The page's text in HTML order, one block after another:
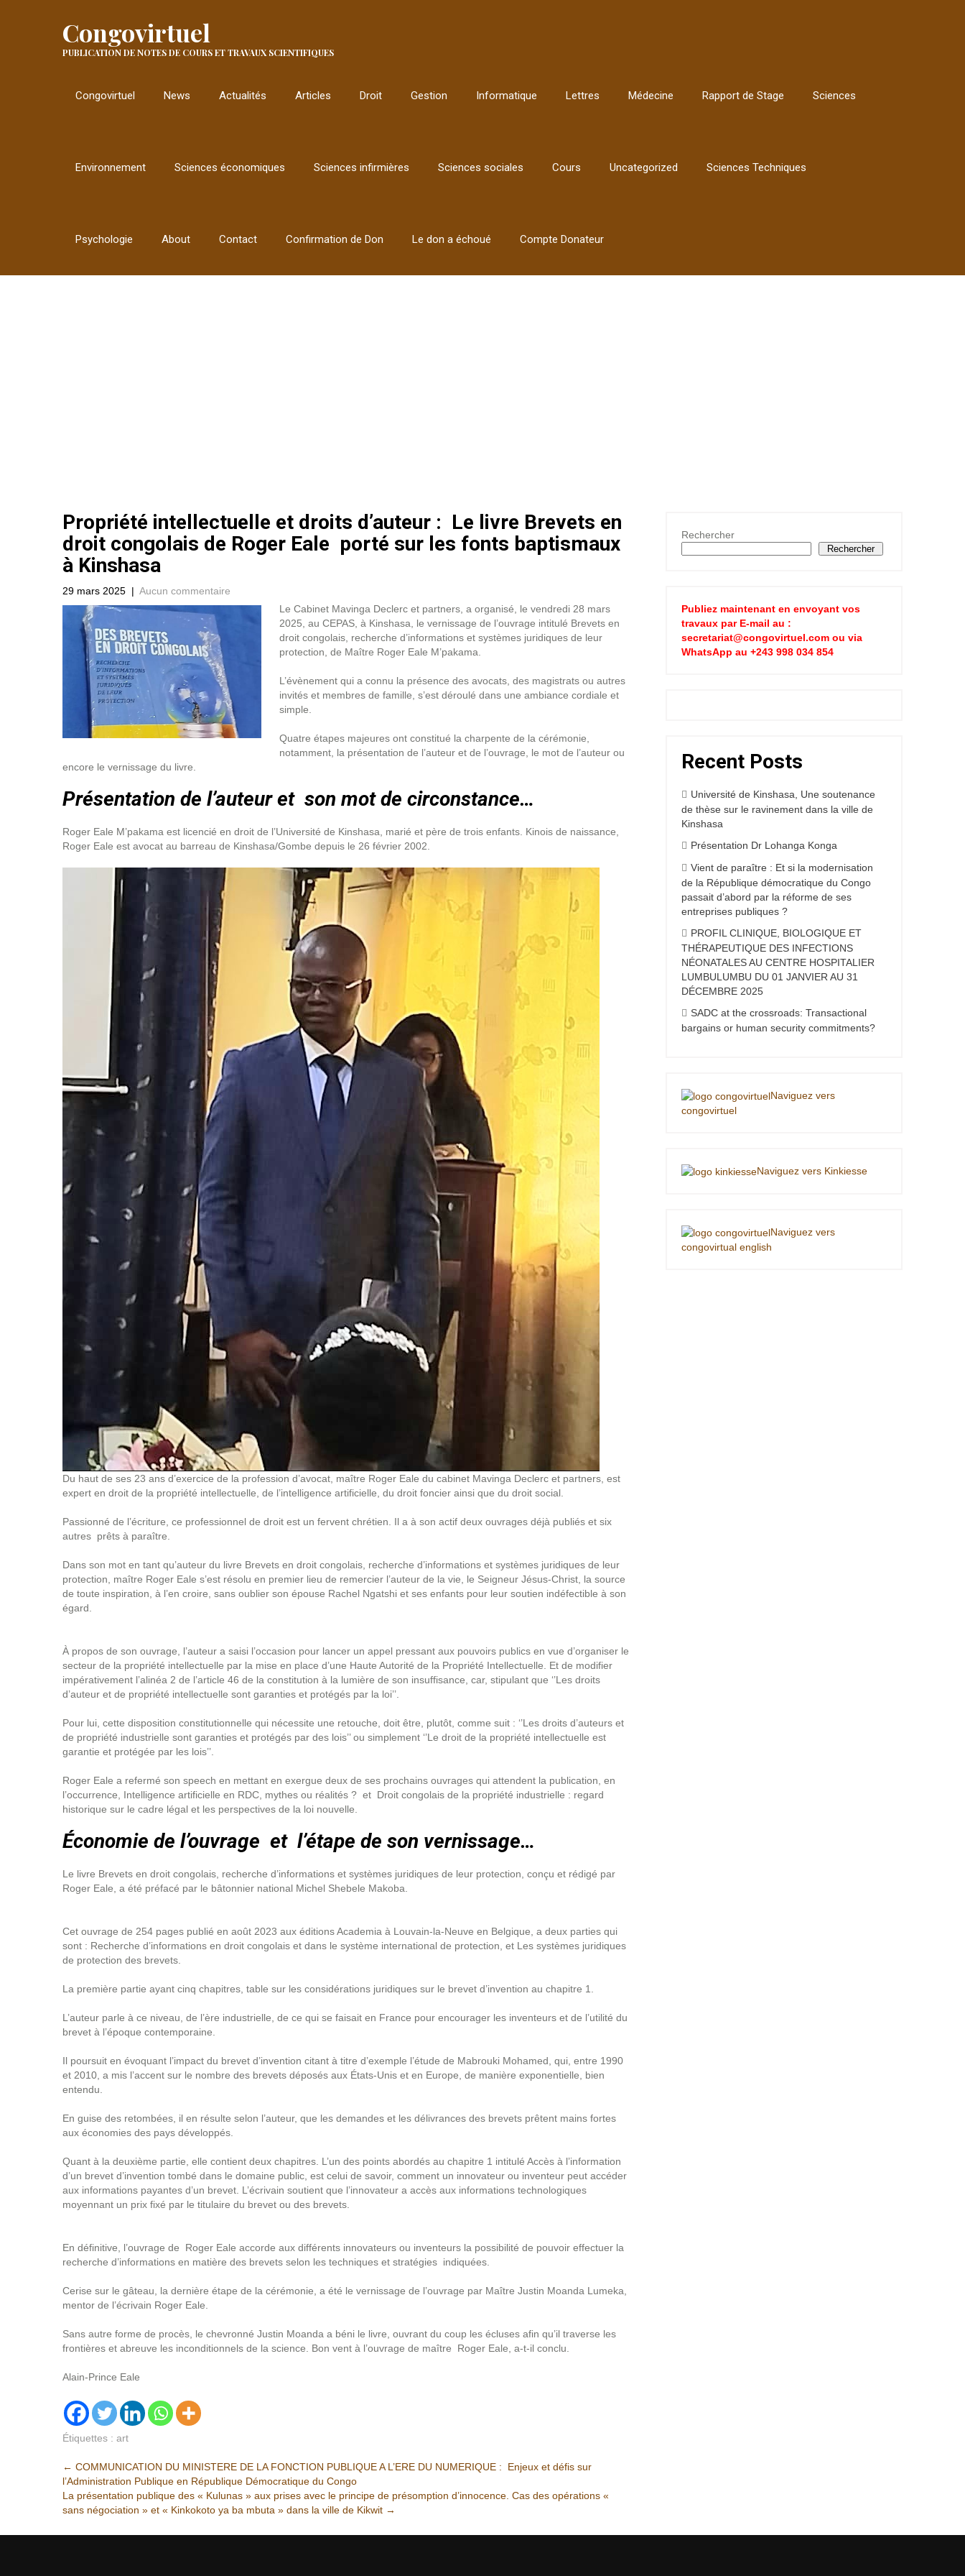
Congovirtuel
PUBLICATION DE NOTES DE COURS ET TRAVAUX SCIENTIFIQUES
Congovirtuel News Actualités Articles Droit Gestion Informatique Lettres Médecine Rapport de Stage Sciences
Environnement Sciences économiques Sciences infirmières Sciences sociales Cours Uncategorized Sciences Techniques
Psychologie About Contact Confirmation de Don Le don a échoué Compte Donateur
Propriété intellectuelle et droits d’auteur : Le livre Brevets en
droit congolais de Roger Eale porté sur les fonts baptismaux
à Kinshasa
29 mars 2025 | Aucun commentaire
Le Cabinet Mavinga Declerc et partners, a organisé, le vendredi 28 mars
2025, au CEPAS, à Kinshasa, le vernissage de l’ouvrage intitulé Brevets en
droit congolais, recherche d’informations et systèmes juridiques de leur
protection, de Maître Roger Eale M’pakama.
L’évènement qui a connu la présence des avocats, des magistrats ou autres
invités et membres de famille, s’est déroulé dans une ambiance cordiale et
simple.
Quatre étapes majeures ont constitué la charpente de la cérémonie,
notamment, la présentation de l’auteur et de l’ouvrage, le mot de l’auteur ou
encore le vernissage du livre.
Présentation de l’auteur et son mot de circonstance…
Roger Eale M’pakama est licencié en droit de l’Université de Kinshasa, marié et père de trois enfants. Kinois de naissance,
Roger Eale est avocat au barreau de Kinshasa/Gombe depuis le 26 février 2002.
Du haut de ses 23 ans d’exercice de la profession d’avocat, maître Roger Eale du cabinet Mavinga Declerc et partners, est
expert en droit de la propriété intellectuelle, de l’intelligence artificielle, du droit foncier ainsi que du droit social.
Passionné de l’écriture, ce professionnel de droit est un fervent chrétien. Il a à son actif deux ouvrages déjà publiés et six
autres prêts à paraître.
Dans son mot en tant qu’auteur du livre Brevets en droit congolais, recherche d’informations et systèmes juridiques de leur
protection, maître Roger Eale s’est résolu en premier lieu de remercier l’auteur de la vie, le Seigneur Jésus-Christ, la source
de toute inspiration, à l’en croire, sans oublier son épouse Rachel Ngatshi et ses enfants pour leur soutien indéfectible à son
égard.
À propos de son ouvrage, l’auteur a saisi l’occasion pour lancer un appel pressant aux pouvoirs publics en vue d’organiser le
secteur de la propriété intellectuelle par la mise en place d’une Haute Autorité de la Propriété Intellectuelle. Et de modifier
impérativement l’alinéa 2 de l’article 46 de la constitution à la lumière de son insuffisance, car, stipulant que ‘’Les droits
d’auteur et de propriété intellectuelle sont garanties et protégés par la loi’’.
Pour lui, cette disposition constitutionnelle qui nécessite une retouche, doit être, plutôt, comme suit : ‘’Les droits d’auteurs et
de propriété industrielle sont garanties et protégés par des lois’’ ou simplement ‘’Le droit de la propriété intellectuelle est
garantie et protégée par les lois’’.
Roger Eale a refermé son speech en mettant en exergue deux de ses prochains ouvrages qui attendent la publication, en
l’occurrence, Intelligence artificielle en RDC, mythes ou réalités ? et Droit congolais de la propriété industrielle : regard
historique sur le cadre légal et les perspectives de la loi nouvelle.
Économie de l’ouvrage et l’étape de son vernissage…
Le livre Brevets en droit congolais, recherche d’informations et systèmes juridiques de leur protection, conçu et rédigé par
Roger Eale, a été préfacé par le bâtonnier national Michel Shebele Makoba.
Cet ouvrage de 254 pages publié en août 2023 aux éditions Academia à Louvain-la-Neuve en Belgique, a deux parties qui
sont : Recherche d’informations en droit congolais et dans le système international de protection, et Les systèmes juridiques
de protection des brevets.
La première partie ayant cinq chapitres, table sur les considérations juridiques sur le brevet d’invention au chapitre 1.
L’auteur parle à ce niveau, de l’ère industrielle, de ce qui se faisait en France pour encourager les inventeurs et de l’utilité du
brevet à l’époque contemporaine.
Il poursuit en évoquant l’impact du brevet d’invention citant à titre d’exemple l’étude de Mabrouki Mohamed, qui, entre 1990
et 2010, a mis l’accent sur le nombre des brevets déposés aux États-Unis et en Europe, de manière exponentielle, bien
entendu.
En guise des retombées, il en résulte selon l’auteur, que les demandes et les délivrances des brevets prêtent mains fortes
aux économies des pays développés.
Quant à la deuxième partie, elle contient deux chapitres. L’un des points abordés au chapitre 1 intitulé Accès à l’information
d’un brevet d’invention tombé dans le domaine public, est celui de savoir, comment un innovateur ou inventeur peut accéder
aux informations payantes d’un brevet. L’écrivain soutient que l’innovateur a accès aux informations technologiques
moyennant un prix fixé par le titulaire du brevet ou des brevets.
En définitive, l’ouvrage de Roger Eale accorde aux différents innovateurs ou inventeurs la possibilité de pouvoir effectuer la
recherche d’informations en matière des brevets selon les techniques et stratégies indiquées.
Cerise sur le gâteau, la dernière étape de la cérémonie, a été le vernissage de l’ouvrage par Maître Justin Moanda Lumeka,
mentor de l’écrivain Roger Eale.
Sans autre forme de procès, le chevronné Justin Moanda a béni le livre, ouvrant du coup les écluses afin qu’il traverse les
frontières et abreuve les inconditionnels de la science. Bon vent à l’ouvrage de maître Roger Eale, a-t-il conclu.
Alain-Prince Eale
Étiquettes : art
Post
navigation
← COMMUNICATION DU MINISTERE DE LA FONCTION PUBLIQUE A L’ERE DU NUMERIQUE : Enjeux et défis sur
l’Administration Publique en République Démocratique du Congo
La présentation publique des « Kulunas » aux prises avec le principe de présomption d’innocence. Cas des opérations «
sans négociation » et « Kinkokoto ya ba mbuta » dans la ville de Kikwit →
Rechercher
Rechercher
Publiez maintenant en envoyant vos
travaux par E-mail au :
secretariat@congovirtuel.com ou via
WhatsApp au +243 998 034 854
Recent Posts
Université de Kinshasa, Une soutenance
de thèse sur le ravinement dans la ville de
Kinshasa
Présentation Dr Lohanga Konga
Vient de paraître : Et si la modernisation
de la République démocratique du Congo
passait d’abord par la réforme de ses
entreprises publiques ?
PROFIL CLINIQUE, BIOLOGIQUE ET
THÉRAPEUTIQUE DES INFECTIONS
NÉONATALES AU CENTRE HOSPITALIER
LUMBULUMBU DU 01 JANVIER AU 31
DÉCEMBRE 2025
SADC at the crossroads: Transactional
bargains or human security commitments?
Naviguez vers
congovirtuel
Naviguez vers Kinkiesse
Naviguez vers
congovirtual english